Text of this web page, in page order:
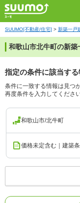
SUUMO[不動産/住宅] > 新築一戸
和歌山市北牛町の新築
指定の条件に該当する
条件に一致する情報は見つ
再度条件を入力してください
和歌山市/北牛町
価格未定含む｜建築